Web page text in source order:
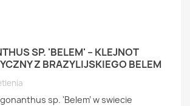
SP. 'BELEM' – KLEJNOT
Z BRAZYLIJSKIEGO BELEM
sp. 'Belem' w swiecie